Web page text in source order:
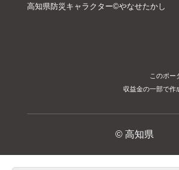
高知県防災キャラクター©やなせたかし
このポー
収益金の一部で作
© 高知県